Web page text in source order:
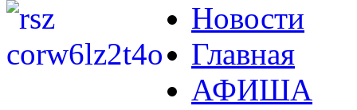
Новости
Главная
АФИША